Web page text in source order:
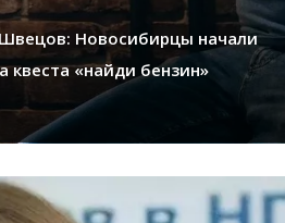
Новосибирцы начали
квеста «найди бензин»